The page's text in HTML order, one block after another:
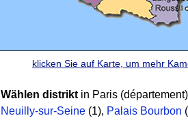
klicken Sie auf Karte, um mehr
Wählen distrikt in Paris
Neuilly-sur-Seine (1), Palais Bourbon